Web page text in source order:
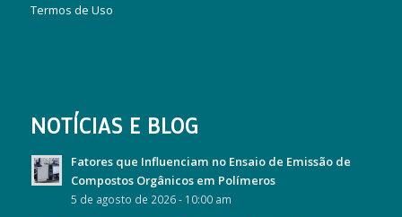
Termos de Uso
NOTÍCIAS E BLOG
Fatores que Influenciam no Ensaio de Emissão de
Compostos Orgânicos em Polímeros
5 de agosto de 2026 - 10:00 am